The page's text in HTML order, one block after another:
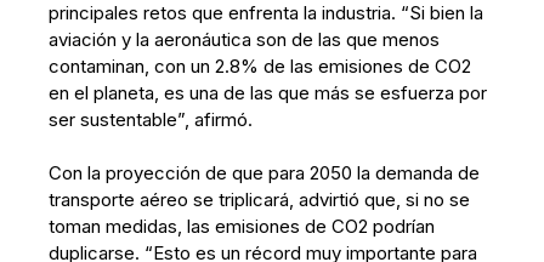
principales retos que enfrenta la industria. “Si bien la
aviación y la aeronáutica son de las que menos
contaminan, con un 2.8% de las emisiones de CO2
en el planeta, es una de las que más se esfuerza por
ser sustentable”, afirmó.
Con la proyección de que para 2050 la demanda de
transporte aéreo se triplicará, advirtió que, si no se
toman medidas, las emisiones de CO2 podrían
duplicarse. “Esto es un récord muy importante para